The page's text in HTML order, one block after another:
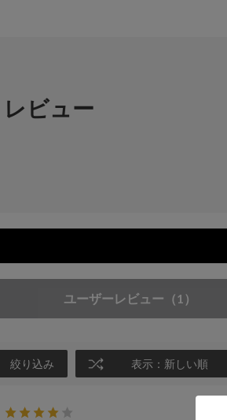
レビュー
ユーザーレビュー （1）
絞り込み 表示：新しい順